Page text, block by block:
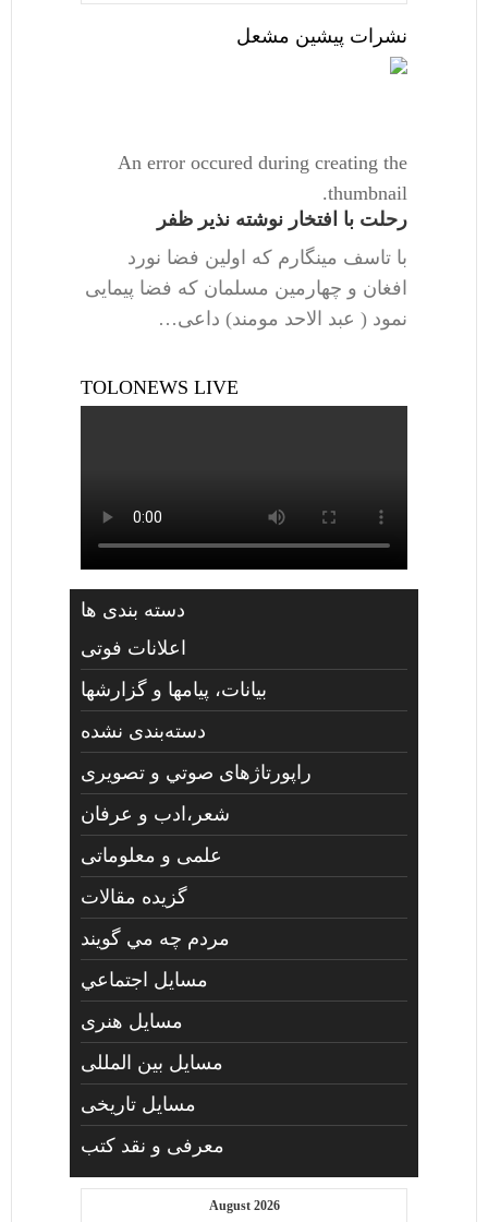
نشرات پیشین مشعل
An error occured during creating the
thumbnail.
رحلت با افتخار نوشته نذیر ظفر
با تاسف مینگارم که اولین فضا نورد
افغان و چهارمین مسلمان که فضا پیمایی
نمود ( عبد الاحد مومند) داعی…
TOLONEWS LIVE
دسته بندی ها
اعلانات فوتی
بیانات، پیامها و گزارشها
دسته‌بندی نشده
راپورتاژهای صوتي و تصويری
شعر،ادب و عرفان
علمی و معلوماتی
گزیده مقالات
مردم چه مي گويند
مسايل اجتماعي
مسايل هنری
مسایل بین المللی
مسایل تاریخی
معرفی و نقد کتب
August 2026